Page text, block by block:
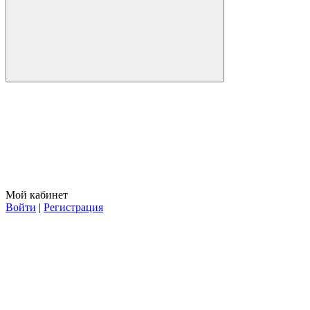
Мой кабинет
Войти | Регистрация